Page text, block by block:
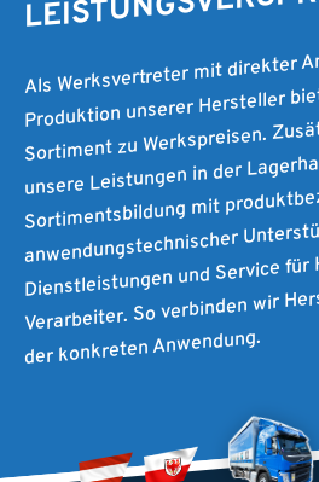
Als Werksvertreter mit direkter
Produktion unserer Hersteller
Sortiment zu Werkspreisen.
unsere Leistungen in der
Sortimentsbildung mit
anwendungstechnischer
Dienstleistungen und Service
Verarbeiter. So verbinden wir
der konkreten Anwendung.